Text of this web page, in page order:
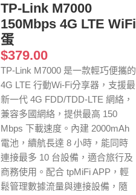
TP-Link M7000
150Mbps 4G LTE WiFi
蛋
$379.00
TP-Link M7000 是一款輕巧便攜的
4G LTE 行動Wi-Fi分享器，支援最
新一代 4G FDD/TDD-LTE 網絡，
兼容多國網絡，提供最高 150
Mbps 下載速度。內建 2000mAh
電池，續航長達 8 小時，能同時
連接最多 10 台設備，適合旅行及
商務使用。配合 tpMiFi APP，輕
鬆管理數據流量與連接設備，隨